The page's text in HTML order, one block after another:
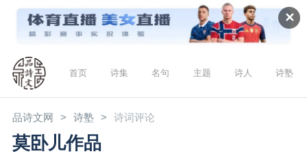
✕
首页 诗集 名句 主题 诗人 诗塾
品诗文网 诗塾 诗词评论
莫卧儿作品